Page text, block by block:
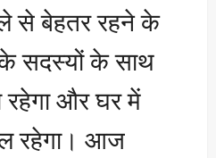
से बेहतर रहने के
सदस्यों के साथ
रहेगा और घर में
रहेगा। आज